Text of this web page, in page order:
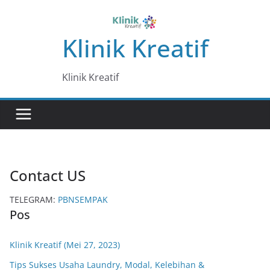
Klinik Kreatif
Klinik Kreatif
Contact US
TELEGRAM: PBNSEMPAK
Pos
Klinik Kreatif (Mei 27, 2023)
Tips Sukses Usaha Laundry, Modal, Kelebihan &